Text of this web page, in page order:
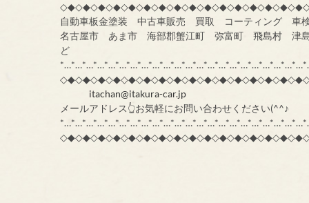
自動車板金塗装 中古車販売 買取 コーティング 車
名古屋市 あま市 海部郡蟹江町 弥富町 飛島村
ど
itachan@itakura-car.jp
メールアドレス👆お気軽にお問い合わせください(^^♪